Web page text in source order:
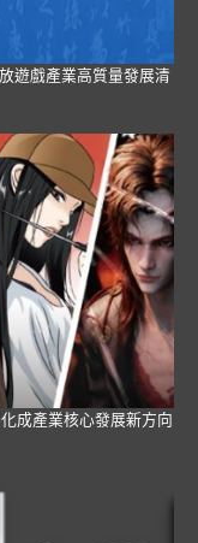
遊戲產業高質量發展清
成產業核心發展新方向